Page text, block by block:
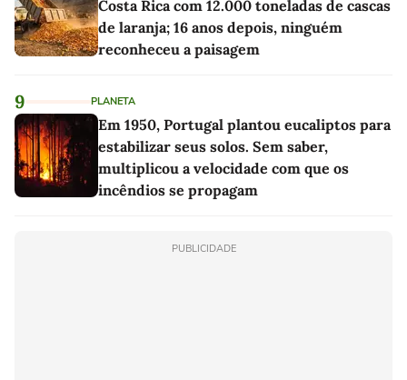
Costa Rica com 12.000 toneladas de cascas
de laranja; 16 anos depois, ninguém
reconheceu a paisagem
9 PLANETA
Em 1950, Portugal plantou eucaliptos para
estabilizar seus solos. Sem saber,
multiplicou a velocidade com que os
incêndios se propagam
PUBLICIDADE